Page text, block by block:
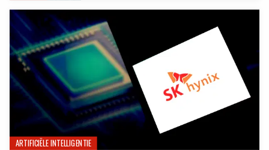
ARTIFICIËLE INTELLIGENTIE